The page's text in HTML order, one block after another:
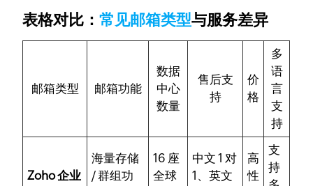
表格对比：常见邮箱类型与服务差异
邮箱类型 邮箱功能
数据
中心
数量
售后支
持
价
格
多
语
言
支
持
Zoho 企业
海量存储
/ 群组功
16 座
全球
中文 1 对
1、英文
高
性
支
持